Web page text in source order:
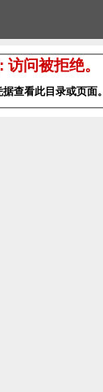
问被拒绝。
查看此目录或页面。